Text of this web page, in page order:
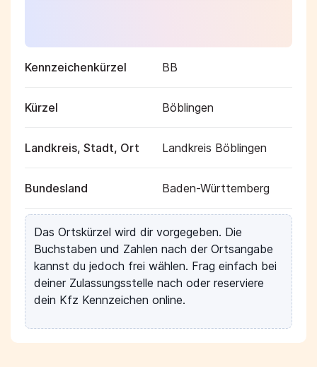
Kennzeichenkürzel BB
Kürzel Böblingen
Landkreis, Stadt, Ort Landkreis Böblingen
Bundesland Baden-Württemberg
Das Ortskürzel wird dir vorgegeben. Die
Buchstaben und Zahlen nach der Ortsangabe
kannst du jedoch frei wählen. Frag einfach bei
deiner Zulassungsstelle nach oder reserviere
dein Kfz Kennzeichen online.